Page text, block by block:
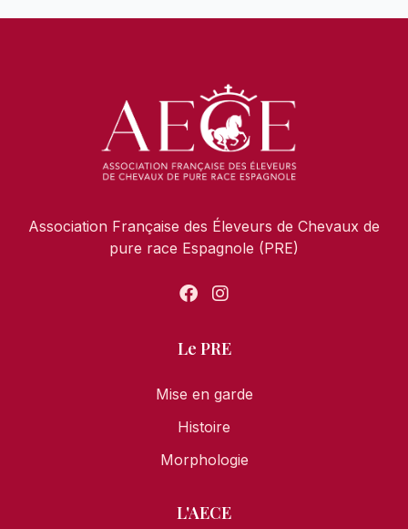
Association Française des Éleveurs de Chevaux de
pure race Espagnole (PRE)
Le PRE
Mise en garde
Histoire
Morphologie
L'AECE